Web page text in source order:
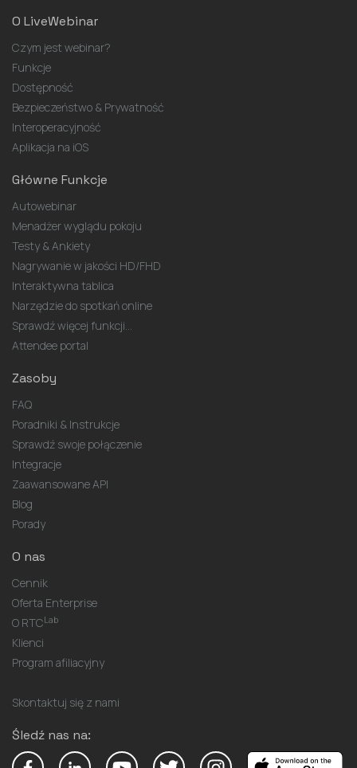
O LiveWebinar
Czym jest webinar?
Funkcje
Dostępność
Bezpieczeństwo & Prywatność
Interoperacyjność
Aplikacja na iOS
Główne Funkcje
Autowebinar
Menadżer wyglądu pokoju
Testy & Ankiety
Nagrywanie w jakości HD/FHD
Interaktywna tablica
Narzędzie do spotkań online
Sprawdź więcej funkcji...
Attendee portal
Zasoby
FAQ
Poradniki & Instrukcje
Sprawdź swoje połączenie
Integracje
Zaawansowane API
Blog
Porady
O nas
Cennik
Oferta Enterprise
O RTCLab
Klienci
Program afiliacyjny
Skontaktuj się z nami
Śledź nas na: